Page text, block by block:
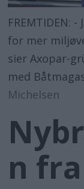
FREMTIDEN:
for mer
sier Axopar-
med
Michelsen
n